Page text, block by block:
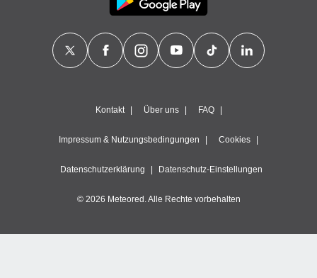
Kontakt Über uns FAQ
Impressum & Nutzungsbedingungen Cookies
Datenschutzerklärung Datenschutz-Einstellungen
© 2026 Meteored. Alle Rechte vorbehalten